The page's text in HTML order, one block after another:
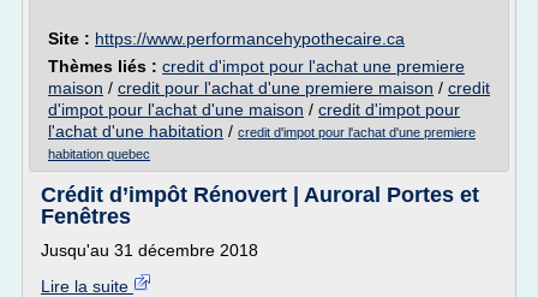
Site : https://www.performancehypothecaire.ca
Thèmes liés : credit d'impot pour l'achat une premiere
maison / credit pour l'achat d'une premiere maison / credit
d'impot pour l'achat d'une maison / credit d'impot pour
l'achat d'une habitation / credit d'impot pour l'achat d'une premiere
habitation quebec
Crédit d’impôt Rénovert | Auroral Portes et
Fenêtres
Jusqu'au 31 décembre 2018
Lire la suite